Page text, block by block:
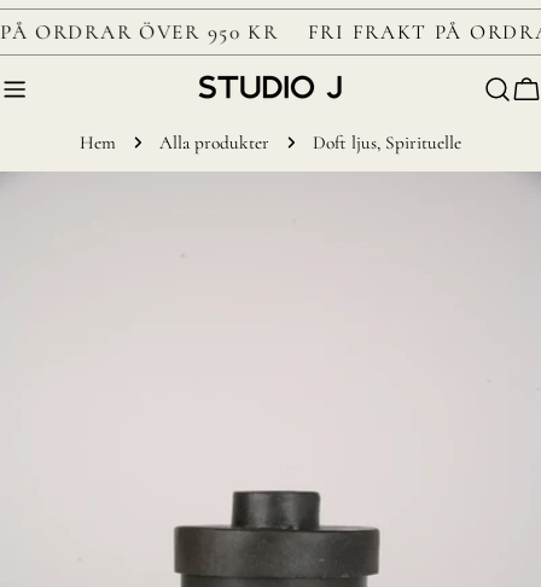
Gå
till
nästa
ORDRAR ÖVER 950 KR FRI FRAKT PÅ
Hem Alla produkter Doft ljus, Spirituelle